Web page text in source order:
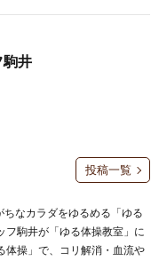
井
投稿一覧
なカラダをゆるめる「ゆる
フ駒井が「ゆる体操教室」に
体操」で、コリ解消・血流や